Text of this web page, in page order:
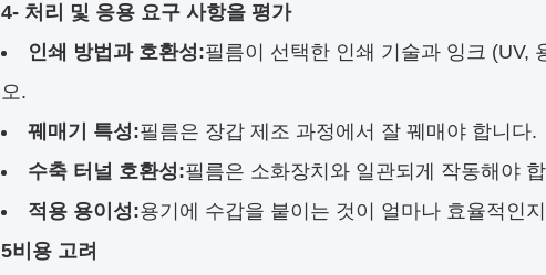
4- 처리 및 응용 요구 사항을 평가
인쇄 방법과 호환성:필름이 선택한 인쇄 기술과 잉크 (UV,
오.
꿰매기 특성:필름은 장갑 제조 과정에서 잘 꿰매야 합니다.
수축 터널 호환성:필름은 소화장치와 일관되게 작동해야
적용 용이성:용기에 수갑을 붙이는 것이 얼마나 효율적인
5비용 고려